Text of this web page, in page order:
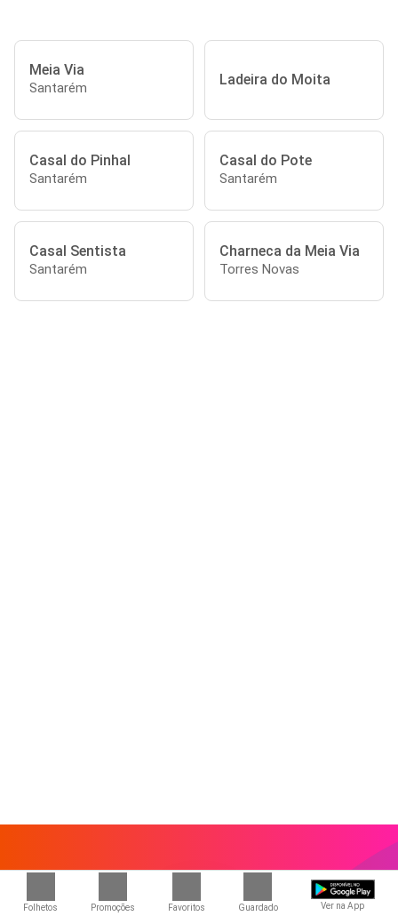
Folhetos Promoções Favoritos Guardado Ver na App
Meia Via
Santarém Ladeira do Moita
Casal do Pinhal
Santarém
Casal do Pote
Santarém
Casal Sentista
Santarém
Charneca da Meia Via
Torres Novas